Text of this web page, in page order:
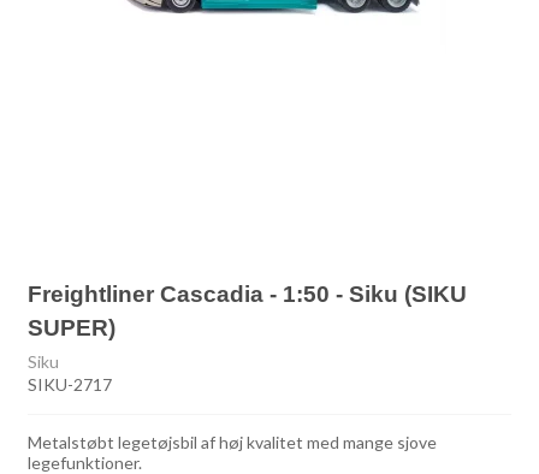
Freightliner Cascadia - 1:50 - Siku (SIKU
SUPER)
Siku
SIKU-2717
Metalstøbt legetøjsbil af høj kvalitet med mange sjove
legefunktioner.